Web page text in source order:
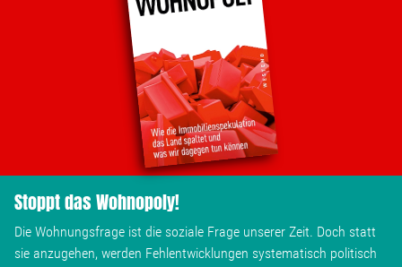
Kontakt
Team
Transparenz
Mediathek
Über mich
Stoppt das Wohnopoly!
Die Wohnungsfrage ist die soziale Frage unserer Zeit. Doch statt
sie anzugehen, werden Fehlentwicklungen systematisch politisch